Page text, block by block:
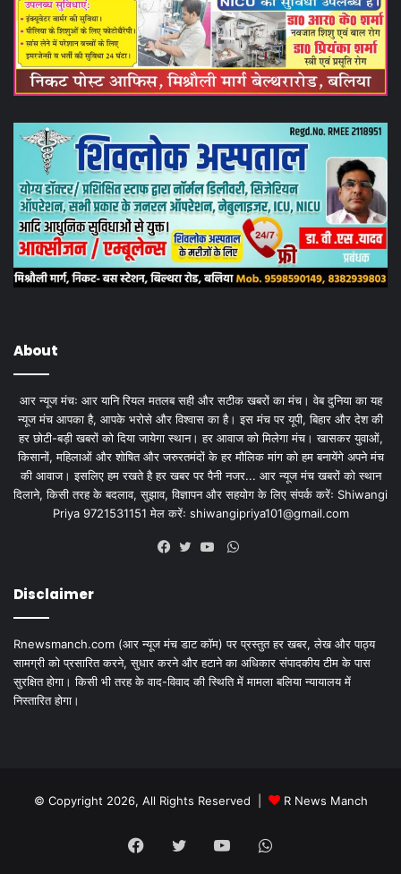
About
आर न्यूज मंचः आर यानि रियल मतलब सही और सटीक खबरों का मंच। वेब दुनिया का यह
न्यूज मंच आपका है, आपके भरोसे और विश्वास का है। इस मंच पर यूपी, बिहार और देश की
हर छोटी-बड़ी खबरों को दिया जायेगा स्थान। हर आवाज को मिलेगा मंच। खासकर युवाओं,
किसानों, महिलाओं और शोषित और जरुरतमंदों के हर मौलिक मांग को हम बनायेंगे अपने मंच
की आवाज। इसलिए हम रखते है हर खबर पर पैनी नजर... आर न्यूज मंच खबरों को स्थान
दिलाने, किसी तरह के बदलाव, सुझाव, विज्ञापन और सहयोग के लिए संपर्क करेंः Shiwangi
Priya 9721531151 मेल करेंः shiwangipriya101@gmail.com
WhatsApp
Disclaimer
Rnewsmanch.com (आर न्यूज मंच डाट काॅम) पर प्रस्तुत हर खबर, लेख और पाठ्य
सामग्री को प्रसारित करने, सुधार करने और हटाने का अधिकार संपादकीय टीम के पास
सुरक्षित होगा। किसी भी तरह के वाद-विवाद की स्थिति में मामला बलिया न्यायालय में
निस्तारित होगा।
© Copyright 2026, All Rights Reserved | R News Manch
Facebook
TwitterYouTubeWhatsApp